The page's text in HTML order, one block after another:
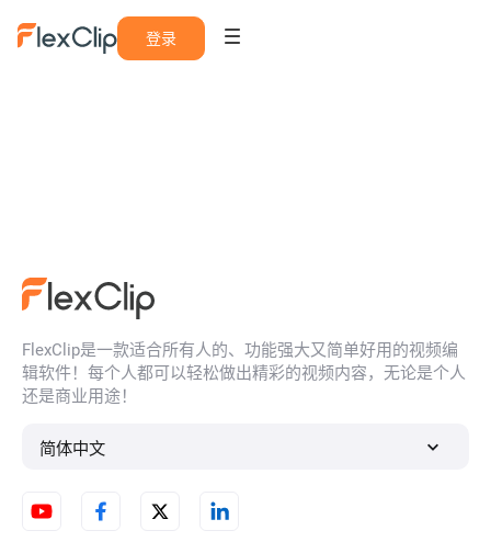
登录
FlexClip是一款适合所有人的、功能强大又简单好用的视频编
辑软件！每个人都可以轻松做出精彩的视频内容，无论是个人
还是商业用途！
简体中文